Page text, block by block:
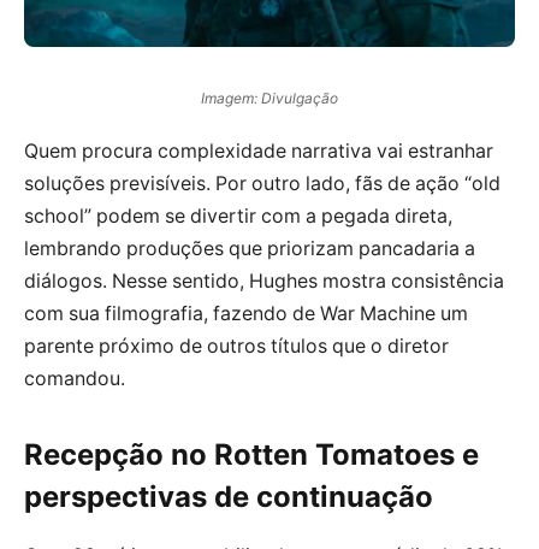
Imagem: Divulgação
Quem procura complexidade narrativa vai estranhar
soluções previsíveis. Por outro lado, fãs de ação “old
school” podem se divertir com a pegada direta,
lembrando produções que priorizam pancadaria a
diálogos. Nesse sentido, Hughes mostra consistência
com sua filmografia, fazendo de War Machine um
parente próximo de outros títulos que o diretor
comandou.
Recepção no Rotten Tomatoes e
perspectivas de continuação